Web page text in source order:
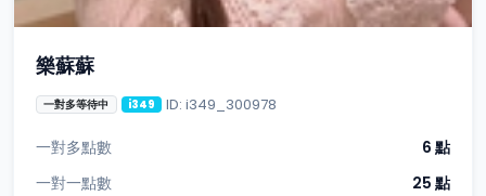
樂蘇蘇
一對多等待中 i349 ID: i349_300978
一對多點數
6 點
一對一點數
25 點